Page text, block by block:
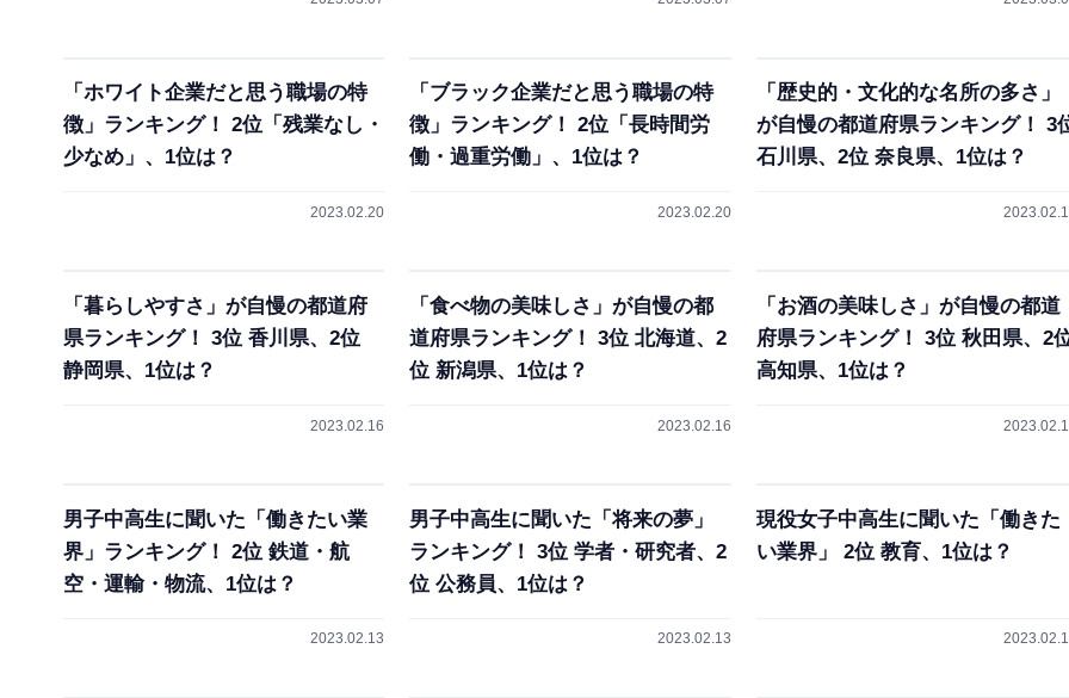
「ホワイト企業だと思う職場の特
徴」ランキング！ 2位「残業なし・
少なめ」、1位は？
2023.02.20
「ブラック企業だと思う職場の特
徴」ランキング！ 2位「長時間労
働・過重労働」、1位は？
2023.02.20
「歴史的・文化的な名所の多さ」
が自慢の都道府県ランキング！ 3
石川県、2位 奈良県、1位は？
「暮らしやすさ」が自慢の都道府
県ランキング！ 3位 香川県、2位
静岡県、1位は？
2023.02.16
「食べ物の美味しさ」が自慢の都
道府県ランキング！ 3位 北海道、2
位 新潟県、1位は？
2023.02.16
「お酒の美味しさ」が自慢の都道
府県ランキング！ 3位 秋田県、2
高知県、1位は？
男子中高生に聞いた「働きたい業
界」ランキング！ 2位 鉄道・航
空・運輸・物流、1位は？
2023.02.13
男子中高生に聞いた「将来の夢」
ランキング！ 3位 学者・研究者、2
位 公務員、1位は？
2023.02.13
現役女子中高生に聞いた「働きた
い業界」 2位 教育、1位は？